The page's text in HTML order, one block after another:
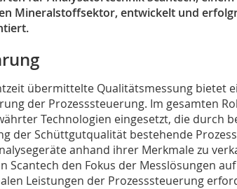
Mineralstoffsektor, entwickelt und
übermittelte Qualitätsmessung bietet
der Prozesssteuerung. Im gesamten
Technologien eingesetzt, die durch
der Schüttgutqualität bestehende
anhand ihrer Merkmale zu
Scantech den Fokus der Messlösungen
Leistungen der Prozesssteuerung